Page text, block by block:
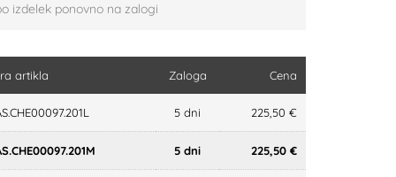
izdelek ponovno na zalogi
artikla Zaloga Cena
5 dni 225,50 €
5 dni 225,50 €